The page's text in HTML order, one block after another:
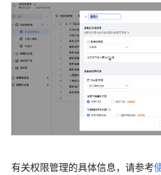
有关权限管理的具体信息，请参考